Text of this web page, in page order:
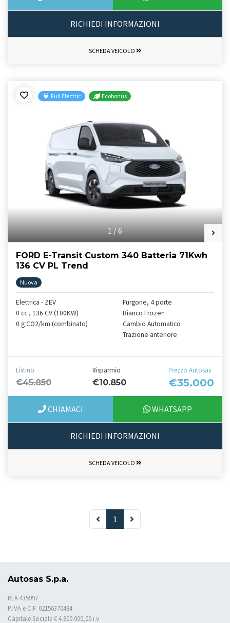
RICHIEDI INFORMAZIONI
SCHEDA VEICOLO
1/6
Full Electric Ecobonus
FORD E-Transit Custom 340 Batteria 71Kwh
136 CV PL Trend
Nuova
Elettrica - ZEV
0 cc , 136 CV (100KW)
0 g CO2/km (combinato)
Furgone, 4 porte
Bianco Frozen
Cambio Automatico
Trazione anteriore
Listino
€45.850
Risparmio
€10.850
Prezzo Autosas
€35.000
CHIAMACI WHATSAPP
RICHIEDI INFORMAZIONI
SCHEDA VEICOLO
1
Autosas S.p.a.
REA 435997
P.IVA e C.F. 02156370484
Capitale Sociale € 4.800.000,00 i.v.